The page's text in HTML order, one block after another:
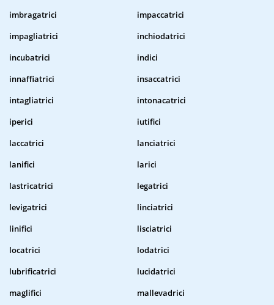
imbragatrici
impaccatrici
impagliatrici
inchiodatrici
incubatrici
indici
innaffiatrici
insaccatrici
intagliatrici
intonacatrici
iperici
iutifici
laccatrici
lanciatrici
lanifici
larici
lastricatrici
legatrici
levigatrici
linciatrici
linifici
lisciatrici
locatrici
lodatrici
lubrificatrici
lucidatrici
maglifici
mallevadrici